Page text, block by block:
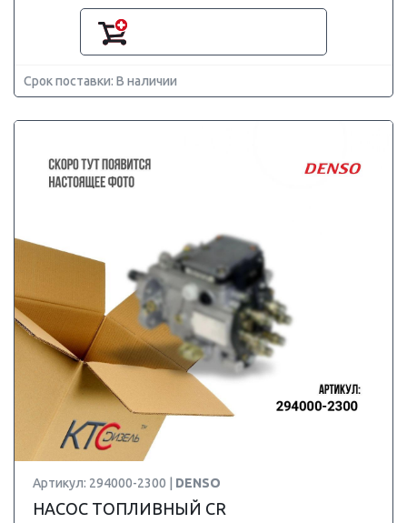
Срок поставки: В наличии
Артикул: 294000-2300 | DENSO
НАСОС ТОПЛИВНЫЙ CR